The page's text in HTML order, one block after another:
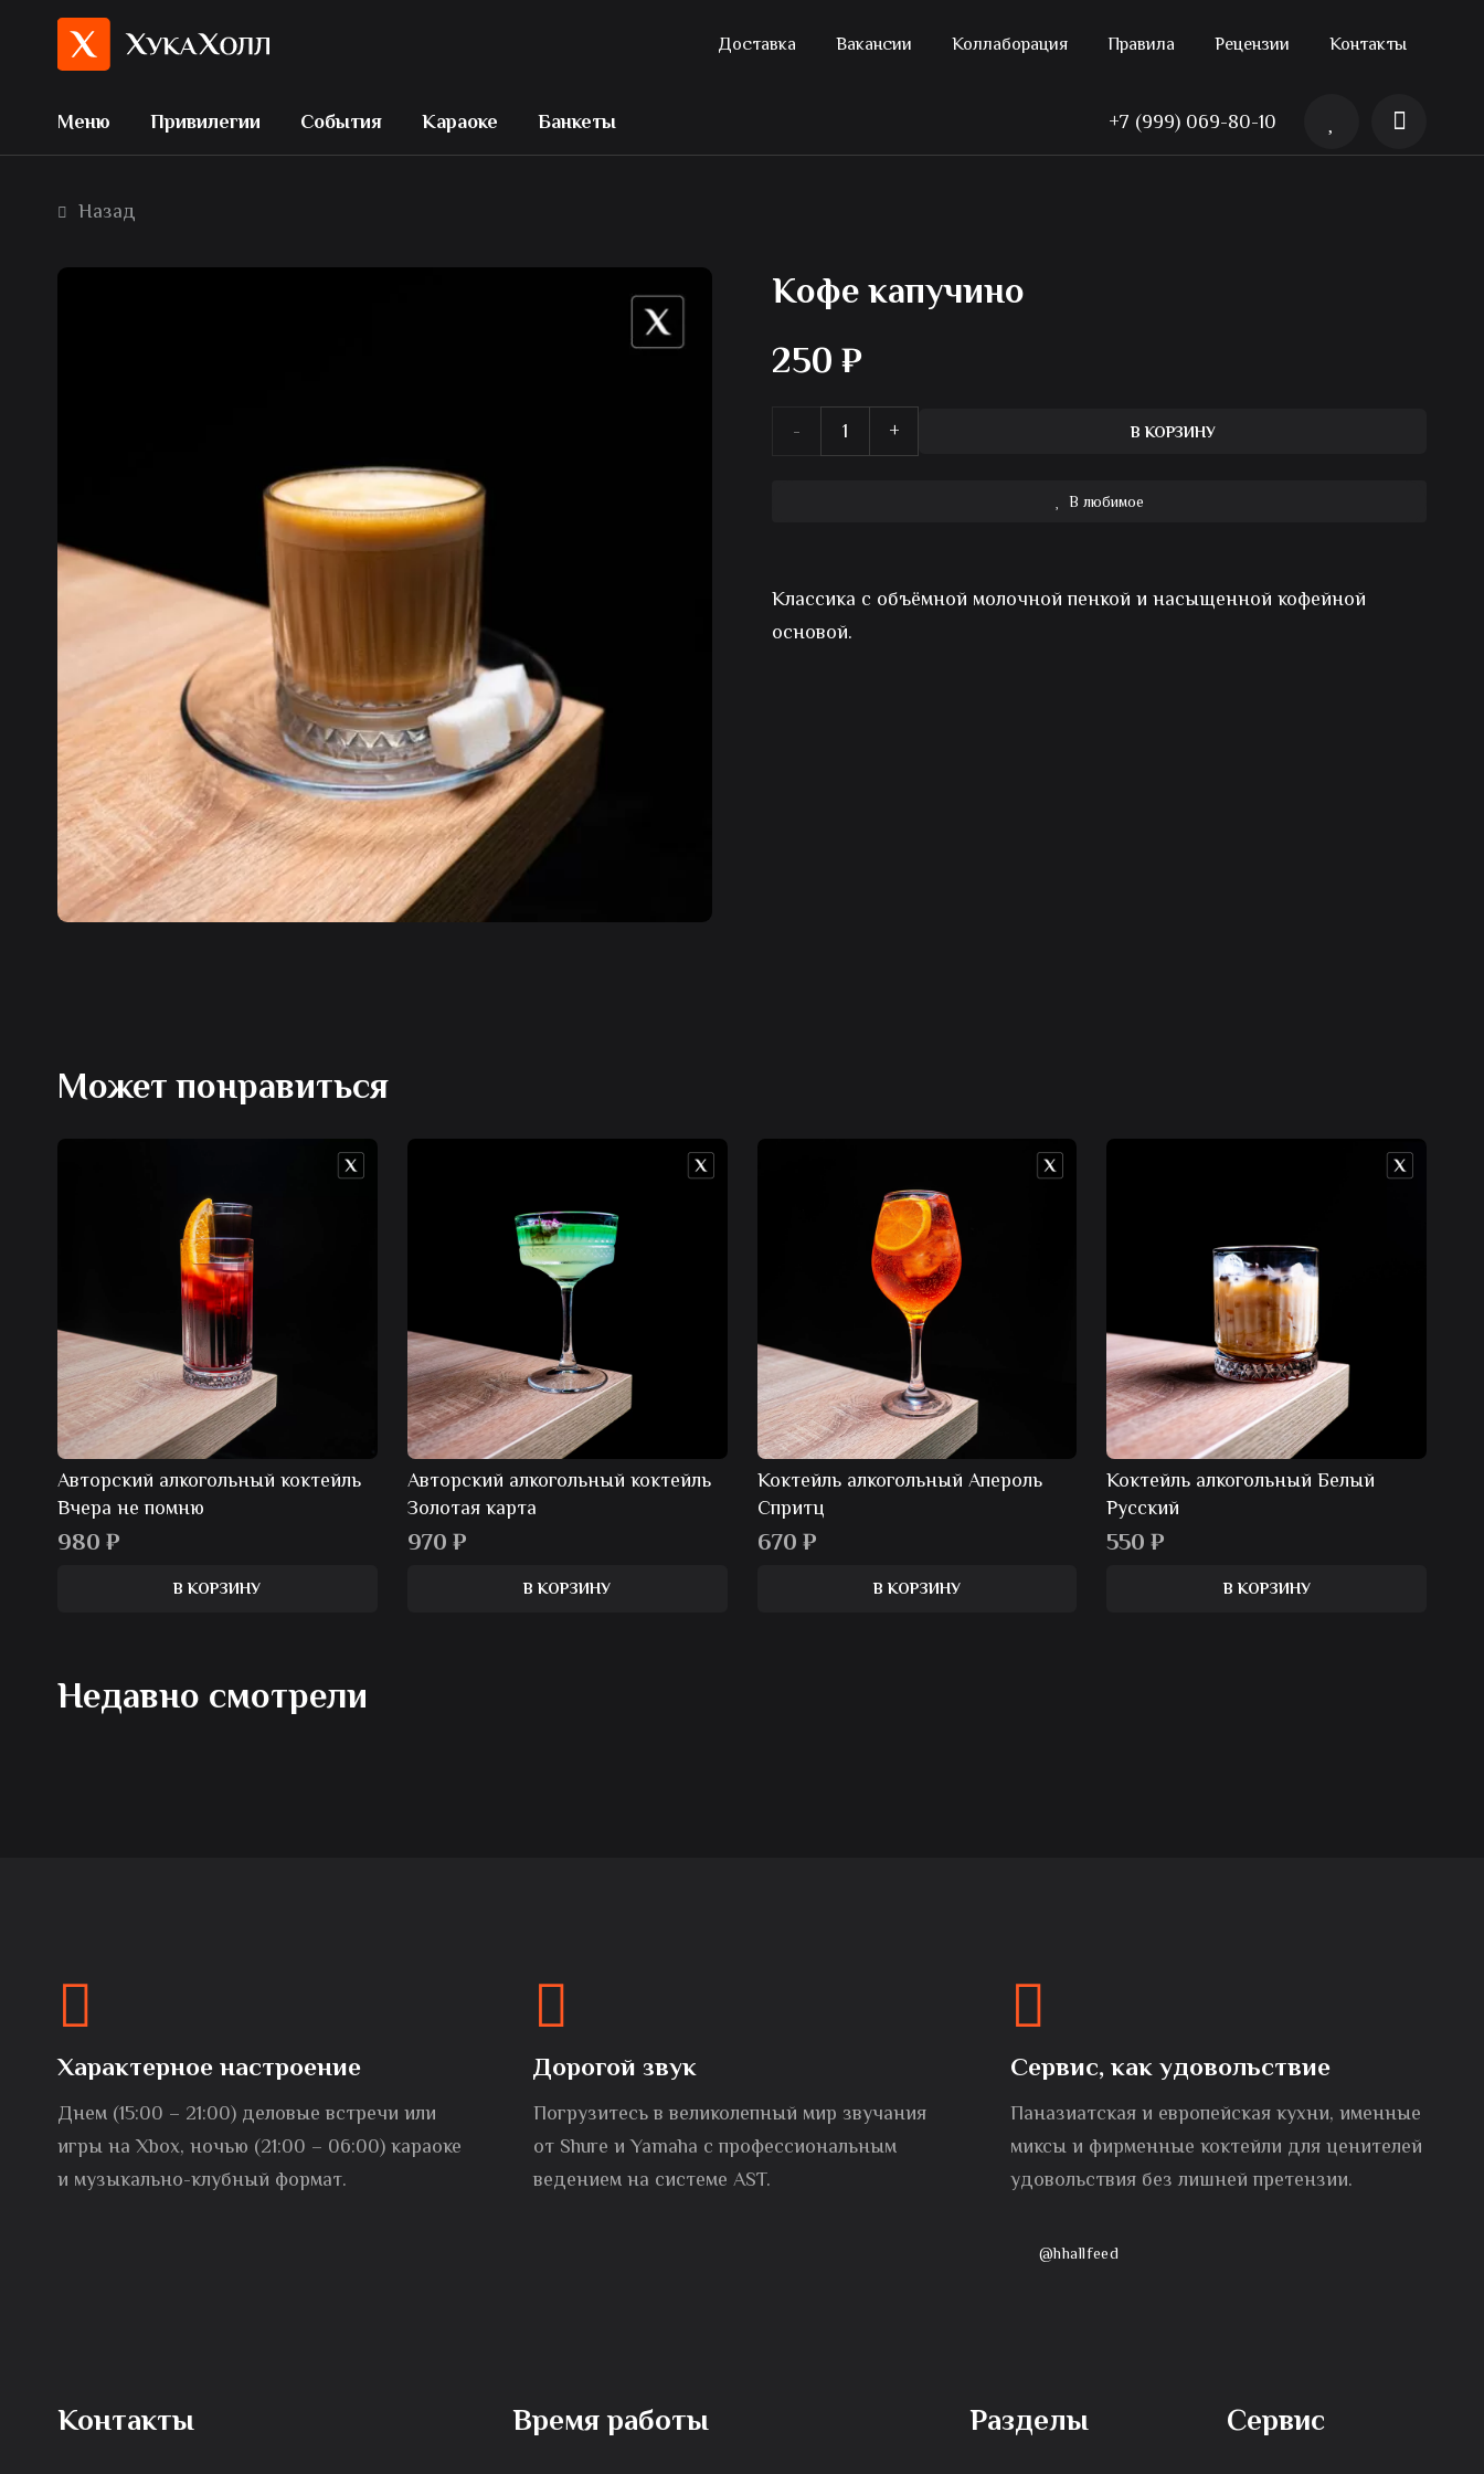
Доставка Вакансии Коллаборация Правила Рецензии Контакты
Меню Привилегии События Караоке Банкеты +7 (999) 069-80-10
Назад
Кофе капучино
250 ₽
Количество В КОРЗИНУ
В любимое
Классика с объёмной молочной пенкой и насыщенной кофейной
основой.
Может понравиться
Авторский алкогольный коктейль
Вчера не помню
980 ₽
В КОРЗИНУ
Авторский алкогольный коктейль
Золотая карта
970 ₽
В КОРЗИНУ
Коктейль алкогольный Апероль
Спритц
670 ₽
В КОРЗИНУ
Коктейль алкогольный Белый
Русский
550₽
В КОРЗИНУ
Недавно смотрели
Характерное настроение
Днем (15:00 – 21:00) деловые встречи или
игры на Xbox, ночью (21:00 – 06:00) караоке
и музыкально-клубный формат.
Дорогой звук
Погрузитесь в великолепный мир звучания
от Shure и Yamaha с профессиональным
ведением на системе AST.
Сервис, как удовольствие
Паназиатская и европейская кухни, именные
миксы и фирменные коктейли для ценителей
удовольствия без лишней претензии.
@hhallfeed
Контакты Время работы Разделы Сервис